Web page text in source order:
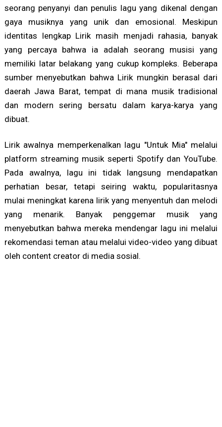
seorang penyanyi dan penulis lagu yang dikenal dengan
gaya musiknya yang unik dan emosional. Meskipun
identitas lengkap Lirik masih menjadi rahasia, banyak
yang percaya bahwa ia adalah seorang musisi yang
memiliki latar belakang yang cukup kompleks. Beberapa
sumber menyebutkan bahwa Lirik mungkin berasal dari
daerah Jawa Barat, tempat di mana musik tradisional
dan modern sering bersatu dalam karya-karya yang
dibuat.
Lirik awalnya memperkenalkan lagu "Untuk Mia" melalui
platform streaming musik seperti Spotify dan YouTube.
Pada awalnya, lagu ini tidak langsung mendapatkan
perhatian besar, tetapi seiring waktu, popularitasnya
mulai meningkat karena lirik yang menyentuh dan melodi
yang menarik. Banyak penggemar musik yang
menyebutkan bahwa mereka mendengar lagu ini melalui
rekomendasi teman atau melalui video-video yang dibuat
oleh content creator di media sosial.